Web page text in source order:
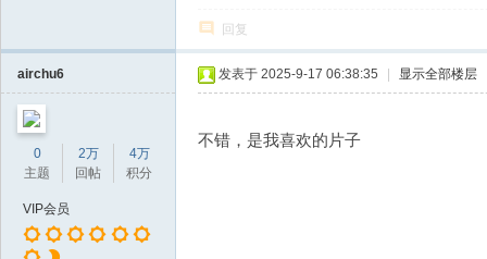
回复
airchu6
0
主题
2万
回帖
4万
积分
VIP会员
发表于 2025-9-17 06:38:35 显示全部楼层
不错，是我喜欢的片子